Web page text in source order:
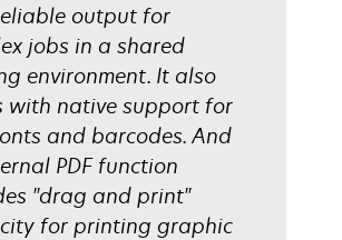
output for
jobs in a shared
environment. It also
with native support for
and barcodes. And
PDF function
"drag and print"
for printing graphic